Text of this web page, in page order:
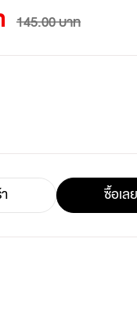
145.00 บาท
ซื้อเลย